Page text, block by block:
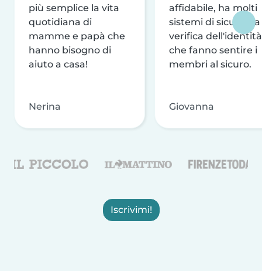
più semplice la vita
quotidiana di
mamme e papà che
hanno bisogno di
aiuto a casa!
Nerina
affidabile, ha molti
sistemi di sicurezza
verifica dell'identità
che fanno sentire i
membri al sicuro.
Giovanna
Iscrivimi!